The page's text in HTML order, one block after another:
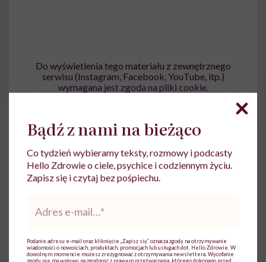
Do wyświetlenia tego materiału z zewnętrznego
serwisu (Instagram, Facebook, YouTube, itp.)
wymagana jest zgoda na pliki cookie.
Ewa Wojciechowska
Bądź z nami na bieżąco
Co tydzień wybieramy teksty, rozmowy i podcasty
Hello Zdrowie o ciele, psychice i codziennym życiu.
Zapisz się i czytaj bez pośpiechu.
mail*
Podanie adresu e-mail oraz kliknięcie „Zapisz się” oznacza zgodę na otrzymywanie
wiadomości o nowościach, produktach, promocjach lub usługach dot. Hello Zdrowie. W
dowolnym momencie możesz zrezygnować z otrzymywania newslettera. Wycofanie
zgody nie ma wpływu na zgodność z prawem przetwarzania, którego dokonano przed